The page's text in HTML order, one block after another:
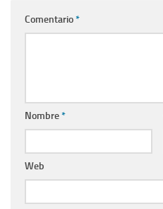
Comentario*
Nombre*
Web